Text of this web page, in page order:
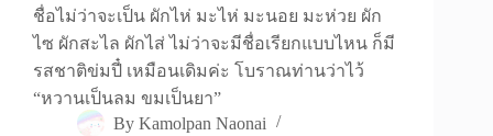
ชื่อไม่ว่าจะเป็น ผักไห่ มะไห่ มะนอย มะห่วย ผัก
ไซ ผักสะไล ผักไส่ ไม่ว่าจะมีชื่อเรียกแบบไหน ก็มี
รสชาติข่มปี๋ เหมือนเดิมค่ะ โบราณท่านว่าไว้
“หวานเป็นลม ขมเป็นยา”
By Kamolpan Naonai